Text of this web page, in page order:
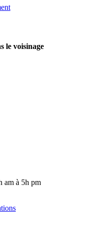
le voisinage
am à 5h pm